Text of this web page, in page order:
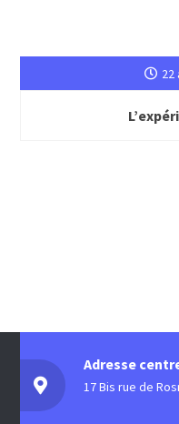
22
Adresse
17 Bis rue de